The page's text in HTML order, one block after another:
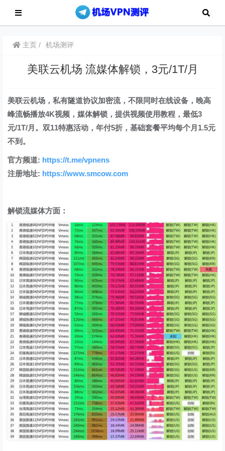
主页 机场测评
美联云机场 流媒体解锁，3元/1T/月
美联云机场，私有隧道协议加密流，不限同时在线设备，晚高
峰流畅播放4K视频，媒体解锁，提供视频使用教程，最低3
元/1T/月。双11特惠活动，年付5折，基础套餐平均每个月1.5元
不到。
官方频道: https://t.me/vpnens
注册地址: https://www.smcow.com
解锁流媒体方面：